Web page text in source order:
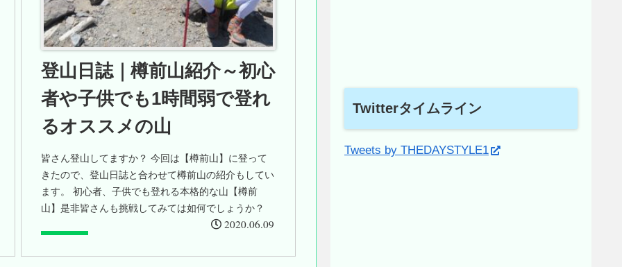
登山日誌｜樽前山紹介～初心
者や子供でも1時間弱で登れ
るオススメの山
皆さん登山してますか？ 今回は【樽前山】に登って
きたので、登山日誌と合わせて樽前山の紹介もしてい
ます。 初心者、子供でも登れる本格的な山【樽前
山】是非皆さんも挑戦してみては如何でしょうか？
2020.06.09
Twitterタイムライン
Tweets by THEDAYSTYLE1